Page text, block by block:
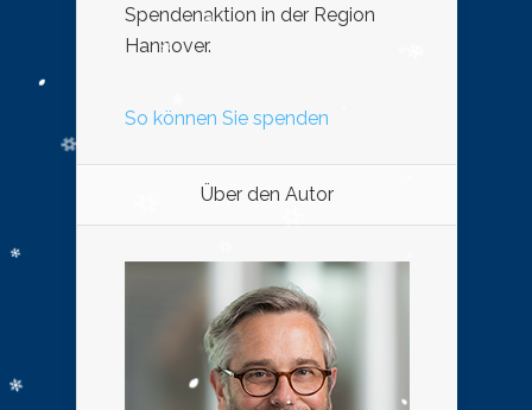
Spendenaktion in der Region
Hannover.
So können Sie spenden
Über den Autor